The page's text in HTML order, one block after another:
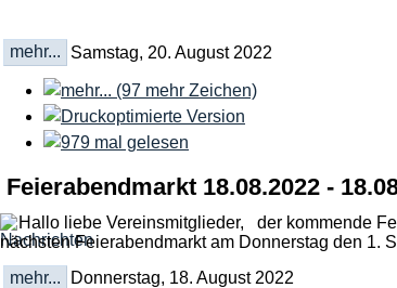
mehr... Samstag, 20. August 2022
Feierabendmarkt 18.08.2022 -
Hallo liebe Vereinsmitglieder, der kommende
nächsten Feierabendmarkt am Donnerstag den 1.
mehr...
Donnerstag, 18. August 2022